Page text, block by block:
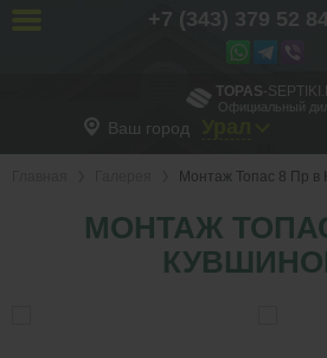
TOPAS-
Официальный
Ваш город
Монтаж Топас 8 Пр в
МОНТАЖ
+7 (343) 379 52